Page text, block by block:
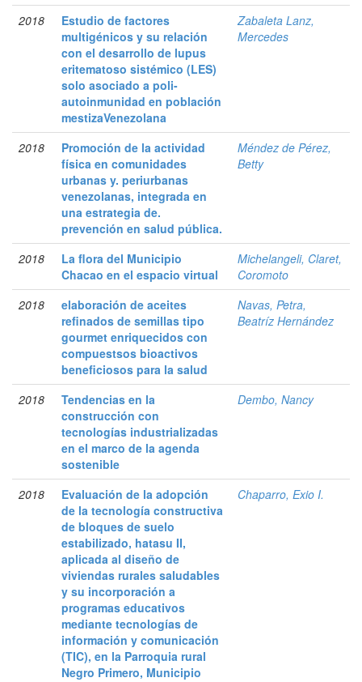
2018
Estudio de factores
multigénicos y su relación
con el desarrollo de lupus
eritematoso sistémico (LES)
solo asociado a poli-
autoinmunidad en población
mestizaVenezolana
Zabaleta Lanz,
Mercedes
2018
Promoción de la actividad
física en comunidades
urbanas y. periurbanas
venezolanas, integrada en
una estrategia de.
prevención en salud pública.
Méndez de Pérez,
Betty
2018
La flora del Municipio
Chacao en el espacio virtual
Michelangeli, Claret,
Coromoto
2018
elaboración de aceites
refinados de semillas tipo
gourmet enriquecidos con
compuestsos bioactivos
beneficiosos para la salud
Navas, Petra,
Beatríz Hernández
2018
Tendencias en la
construcción con
tecnologías industrializadas
en el marco de la agenda
sostenible
Dembo, Nancy
2018
Evaluación de la adopción
de la tecnología constructiva
de bloques de suelo
estabilizado, hatasu II,
aplicada al diseño de
viviendas rurales saludables
y su incorporación a
programas educativos
mediante tecnologías de
información y comunicación
(TIC), en la Parroquia rural
Negro Primero, Municipio
Chaparro, Exio I.